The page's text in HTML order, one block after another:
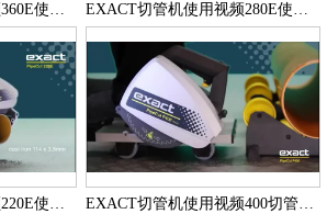
EXACT切管机使用视频360E使用视频使用视频 EXACT切管机使用视频280E使用视频使用视频
EXACT切管机使用视频220E使用视频使用视频 EXACT切管机使用视频400切管机使用视频使用视频